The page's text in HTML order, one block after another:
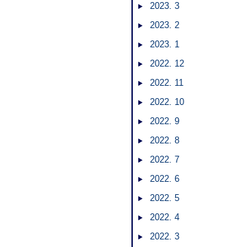
2023. 3
2023. 2
2023. 1
2022. 12
2022. 11
2022. 10
2022. 9
2022. 8
2022. 7
2022. 6
2022. 5
2022. 4
2022. 3